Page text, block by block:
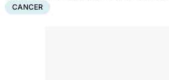
CANCER